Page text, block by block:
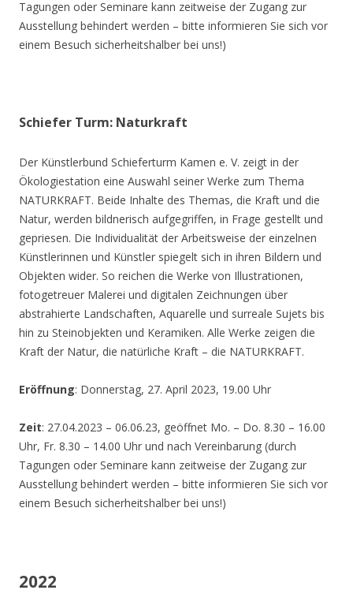
Tagungen oder Seminare kann zeitweise der Zugang zur
Ausstellung behindert werden – bitte informieren Sie sich vor
einem Besuch sicherheitshalber bei uns!)
Schiefer Turm: Naturkraft
Der Künstlerbund Schieferturm Kamen e. V. zeigt in der
Ökologiestation eine Auswahl seiner Werke zum Thema
NATURKRAFT. Beide Inhalte des Themas, die Kraft und die
Natur, werden bildnerisch aufgegriffen, in Frage gestellt und
gepriesen. Die Individualität der Arbeitsweise der einzelnen
Künstlerinnen und Künstler spiegelt sich in ihren Bildern und
Objekten wider. So reichen die Werke von Illustrationen,
fotogetreuer Malerei und digitalen Zeichnungen über
abstrahierte Landschaften, Aquarelle und surreale Sujets bis
hin zu Steinobjekten und Keramiken. Alle Werke zeigen die
Kraft der Natur, die natürliche Kraft – die NATURKRAFT.
Eröffnung: Donnerstag, 27. April 2023, 19.00 Uhr
Zeit: 27.04.2023 – 06.06.23, geöffnet Mo. – Do. 8.30 – 16.00
Uhr, Fr. 8.30 – 14.00 Uhr und nach Vereinbarung (durch
Tagungen oder Seminare kann zeitweise der Zugang zur
Ausstellung behindert werden – bitte informieren Sie sich vor
einem Besuch sicherheitshalber bei uns!)
2022